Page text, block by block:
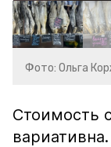
Фото: Ольга
Стоимость